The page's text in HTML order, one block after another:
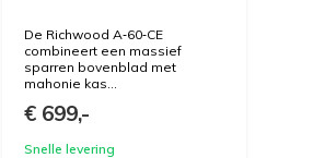
De Richwood A‑60‑CE
combineert een massief
sparren bovenblad met
mahonie kas...
€ 699,-
Snelle levering